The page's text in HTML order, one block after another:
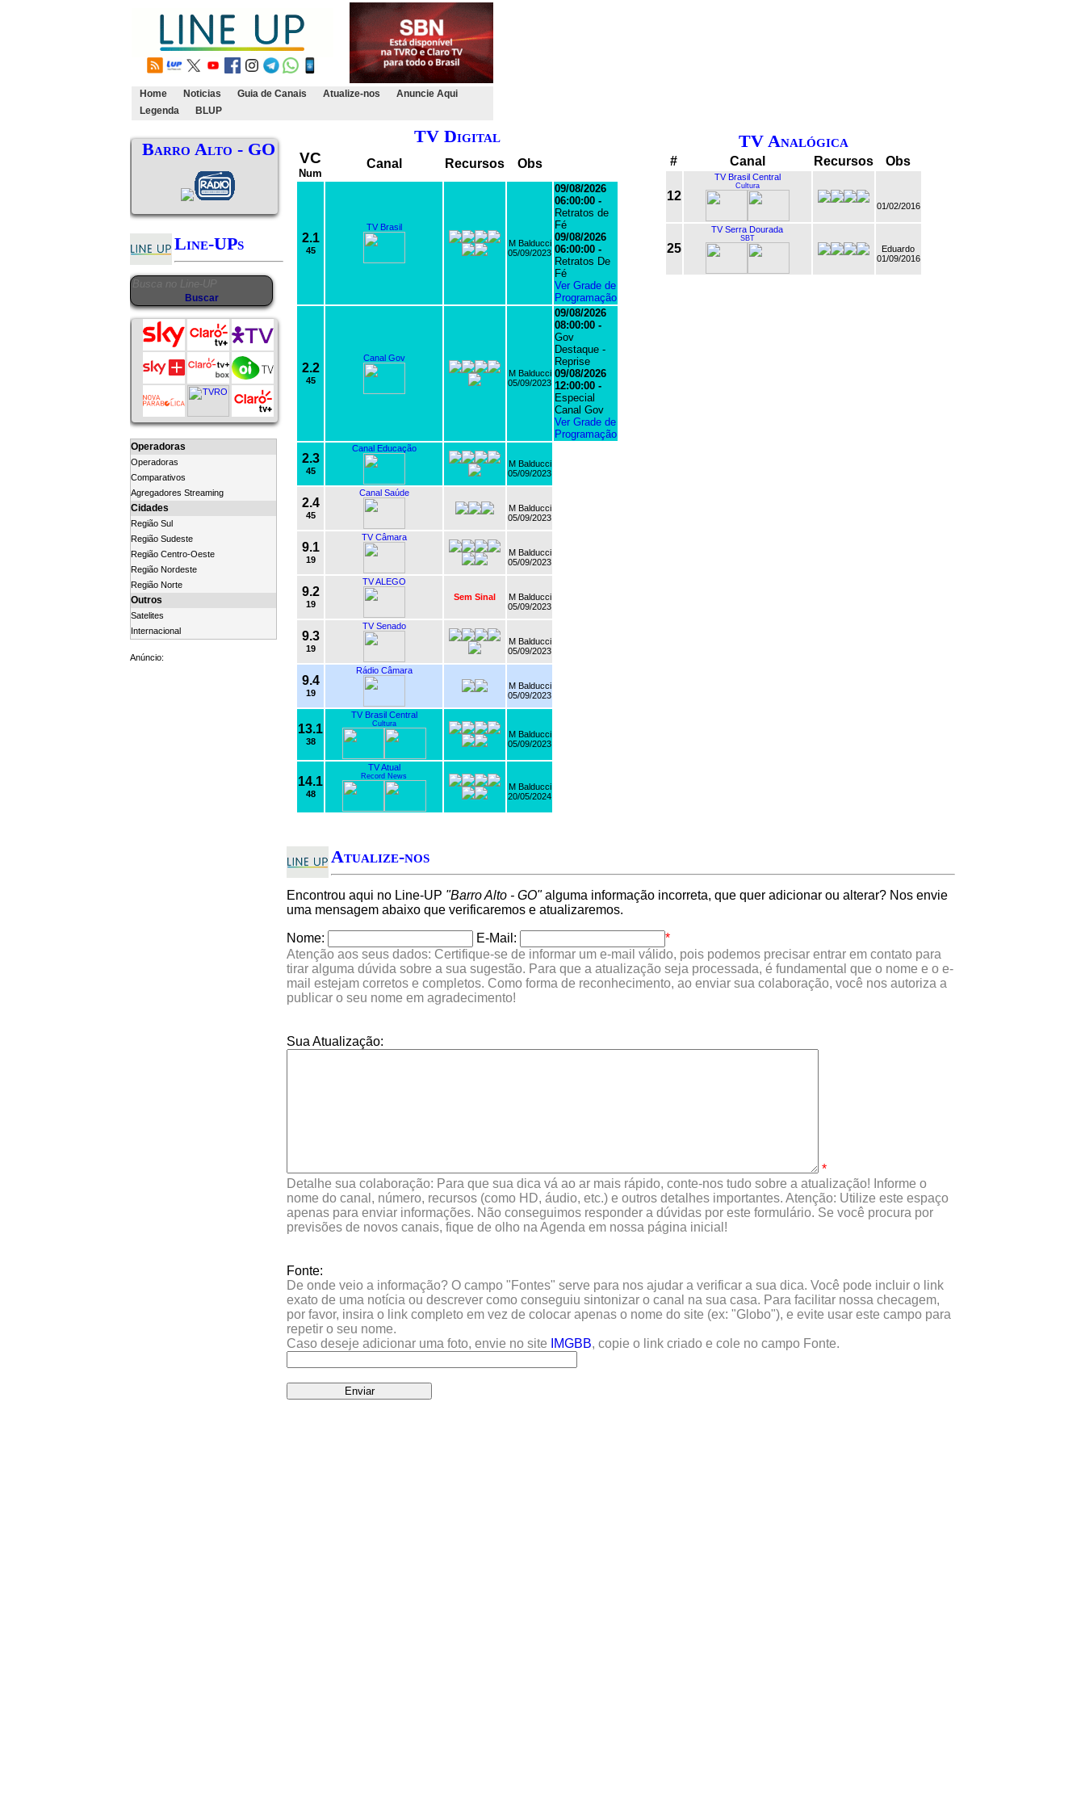
Home Noticias Guia de Canais Atualize-nos
Anuncie Aqui
Legenda
BLUP
Barro Alto - GO
Line-UPs
Operadoras
Operadoras
Comparativos
Agregadores Streaming
Cidades
Região Sul
Região Sudeste
Região Centro-Oeste
Região Nordeste
Região Norte
Outros
Satelites
Internacional
Anúncio:
TV Digital
VC
Num
Canal Recursos Obs
2.1
45
TV Brasil
M Balducci
05/09/2023
09/08/2026
06:00:00 -
Retratos de
Fé
09/08/2026
06:00:00 -
Retratos De
Fé
Ver Grade de
Programação
2.2
45
Canal Gov
M Balducci
05/09/2023
09/08/2026
08:00:00 -
Gov
Destaque -
Reprise
09/08/2026
12:00:00 -
Especial
Canal Gov
Ver Grade de
Programação
2.3
45
Canal Educação
M Balducci
05/09/2023
2.4
45
Canal Saúde
M Balducci
05/09/2023
9.1
19
TV Câmara
M Balducci
05/09/2023
9.2
19
TV ALEGO
Sem Sinal
M Balducci
05/09/2023
9.3
19
TV Senado
M Balducci
05/09/2023
9.4
19
Rádio Câmara
M Balducci
05/09/2023
13.1
38
TV Brasil Central
Cultura
M Balducci
05/09/2023
14.1
48
TV Atual
Record News
M Balducci
20/05/2024
TV Analógica
# Canal Recursos Obs
12
TV Brasil Central
Cultura
01/02/2016
25
TV Serra Dourada
SBT
Eduardo
01/09/2016
Atualize-nos
Encontrou aqui no Line-UP "Barro Alto - GO"alguma informação incorreta, que quer adicionar ou alterar? Nos envie
uma mensagem abaixo que verificaremos e atualizaremos.
Nome: E-Mail:
*
Atenção aos seus dados: Certifique-se de informar um e-mail válido, pois podemos precisar entrar em contato para
tirar alguma dúvida sobre a sua sugestão. Para que a atualização seja processada, é fundamental que o nome e o e-
mail estejam corretos e completos. Como forma de reconhecimento, ao enviar sua colaboração, você nos autoriza a
publicar o seu nome em agradecimento!
Sua Atualização:
*
Detalhe sua colaboração: Para que sua dica vá ao ar mais rápido, conte-nos tudo sobre a atualização! Informe o
nome do canal, número, recursos (como HD, áudio, etc.) e outros detalhes importantes. Atenção: Utilize este espaço
apenas para enviar informações. Não conseguimos responder a dúvidas por este formulário. Se você procura por
previsões de novos canais, fique de olho na Agenda em nossa página inicial!
Fonte:
De onde veio a informação? O campo "Fontes" serve para nos ajudar a verificar a sua dica. Você pode incluir o link
exato de uma notícia ou descrever como conseguiu sintonizar o canal na sua casa. Para facilitar nossa checagem,
por favor, insira o link completo em vez de colocar apenas o nome do site (ex: "Globo"), e evite usar este campo para
repetir o seu nome.
Caso deseje adicionar uma foto, envie no site
IMGBB, copie o link criado e cole no campo Fonte.